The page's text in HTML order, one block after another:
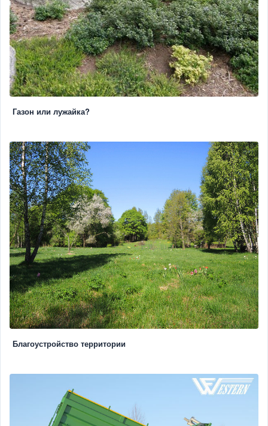
Газон или лужайка?
Благоустройство территории